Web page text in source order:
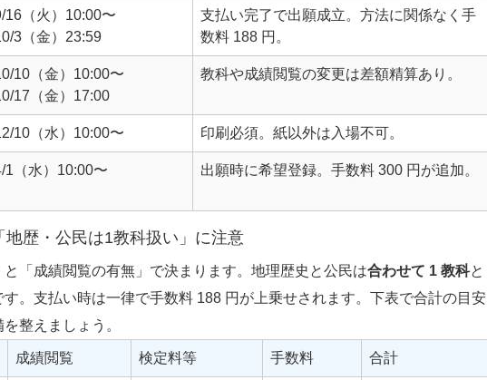
16（火）10:00〜
3（金）23:59
支払い完了で出願成立。方法に関係なく手
数料 188 円。
10（金）10:00〜
17（金）17:00
教科や成績閲覧の変更は差額精算あり。
10（水）10:00〜 印刷必須。紙以外は入場不可。
1（水）10:00〜 出願時に希望登録。手数料 300 円が追加。
歴・公民は1教科扱い」に注意
「成績閲覧の有無」で決まります。地理歴史と公民は合わせて 1 教科と
す。支払い時は一律で手数料 188 円が上乗せされます。下表で合計の目安
整えましょう。
成績閲覧 検定料等 手数料 合計